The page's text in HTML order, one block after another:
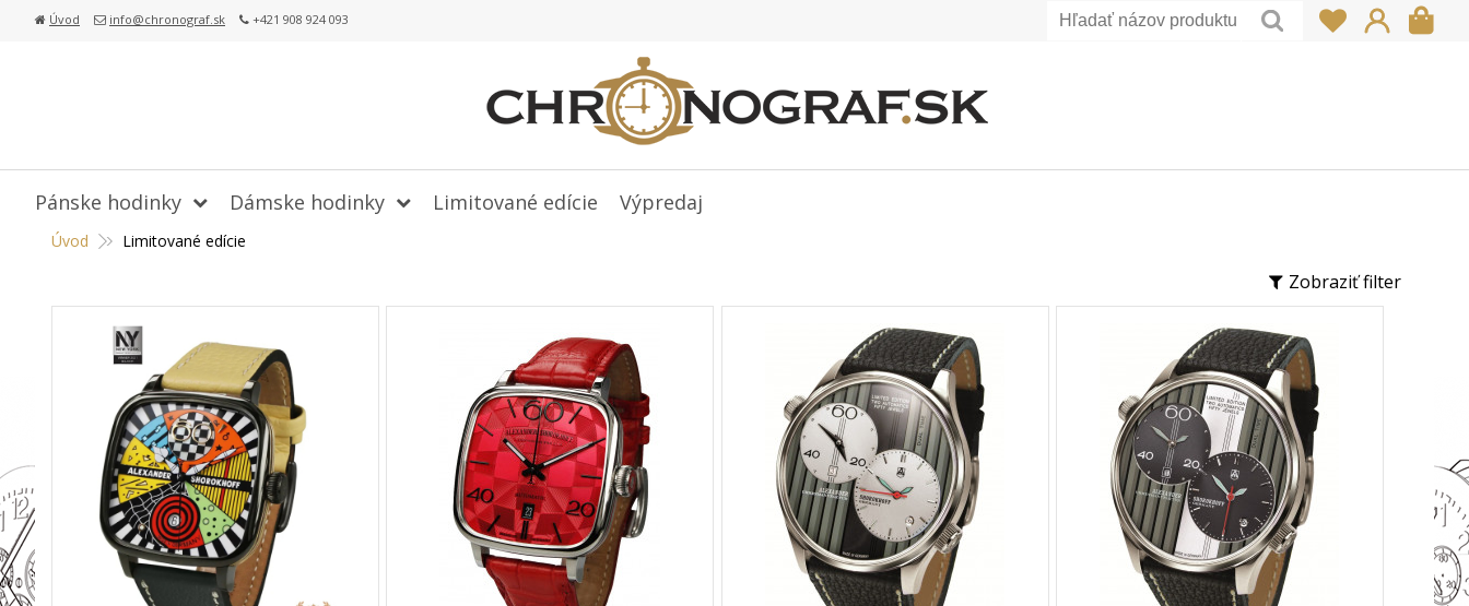
Úvod info@chronograf.sk +421 908 924 093
Úvod Limitované edície
Zobraziť filter
Pánske hodinky Dámske hodinky Limitované edície Výpredaj